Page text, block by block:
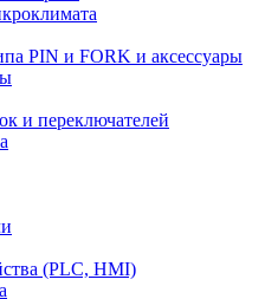
PIN и FORK и аксессуары
и переключателей
(PLC, HMI)